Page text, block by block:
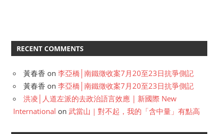
RECENT COMMENTS
黃春香 on 李亞橋│南鐵徵收案7月20至23日抗爭側記
黃春香 on 李亞橋│南鐵徵收案7月20至23日抗爭側記
洪凌│人道左派的去政治語言效應 | 新國際 New
International on 武當山｜對不起，我的「含中量」有點高